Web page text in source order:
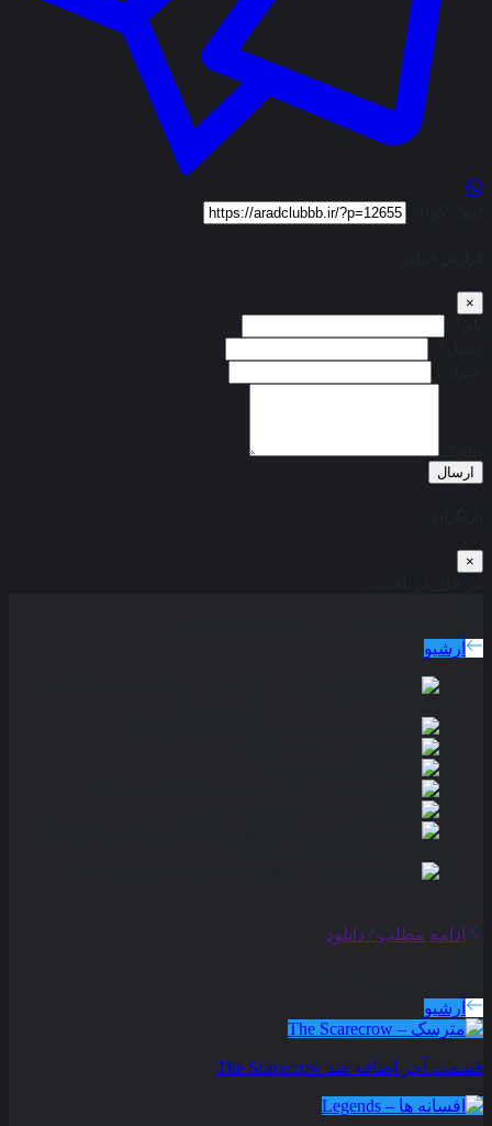
×
ارسال
×
آرشیو
ادامه مطلب / دانلود
آرشیو
قسمت آخر اضافه شد The Scarecrow